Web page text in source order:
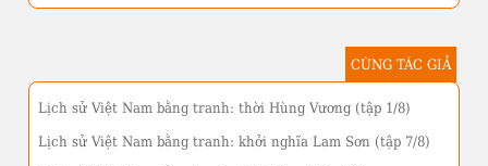
CÙNG TÁC GIẢ
Lịch sử Việt Nam bằng tranh: thời Hùng Vương (tập 1/8)
Lịch sử Việt Nam bằng tranh: khởi nghĩa Lam Sơn (tập 7/8)